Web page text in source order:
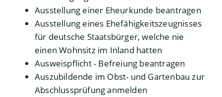
Ausstellung einer Eheurkunde beantragen
Ausstellung eines Ehefähigkeitszeugnisses
für deutsche Staatsbürger, welche nie
einen Wohnsitz im Inland hatten
Ausweispflicht - Befreiung beantragen
Auszubildende im Obst- und Gartenbau zur
Abschlussprüfung anmelden